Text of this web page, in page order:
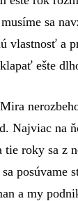
sa
vlastnosť a
ešte
Najviac na
roky sa z
posúvame
a my